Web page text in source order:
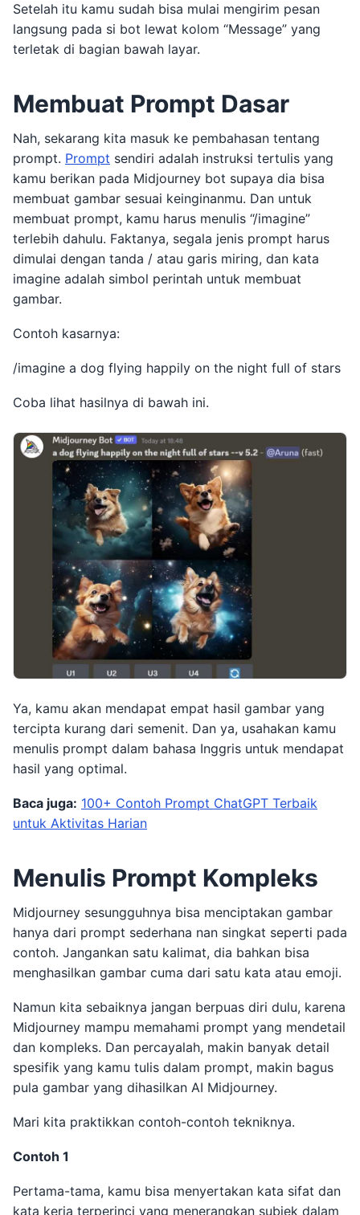
Setelah itu kamu sudah bisa mulai mengirim pesan
langsung pada si bot lewat kolom “Message” yang
terletak di bagian bawah layar.
Membuat Prompt Dasar
Nah, sekarang kita masuk ke pembahasan tentang
prompt. Prompt sendiri adalah instruksi tertulis yang
kamu berikan pada Midjourney bot supaya dia bisa
membuat gambar sesuai keinginanmu. Dan untuk
membuat prompt, kamu harus menulis “/imagine”
terlebih dahulu. Faktanya, segala jenis prompt harus
dimulai dengan tanda / atau garis miring, dan kata
imagine adalah simbol perintah untuk membuat
gambar.
Contoh kasarnya:
/imagine a dog flying happily on the night full of stars
Coba lihat hasilnya di bawah ini.
Ya, kamu akan mendapat empat hasil gambar yang
tercipta kurang dari semenit. Dan ya, usahakan kamu
menulis prompt dalam bahasa Inggris untuk mendapat
hasil yang optimal.
Baca juga: 100+ Contoh Prompt ChatGPT Terbaik
untuk Aktivitas Harian
Menulis Prompt Kompleks
Midjourney sesungguhnya bisa menciptakan gambar
hanya dari prompt sederhana nan singkat seperti pada
contoh. Jangankan satu kalimat, dia bahkan bisa
menghasilkan gambar cuma dari satu kata atau emoji.
Namun kita sebaiknya jangan berpuas diri dulu, karena
Midjourney mampu memahami prompt yang mendetail
dan kompleks. Dan percayalah, makin banyak detail
spesifik yang kamu tulis dalam prompt, makin bagus
pula gambar yang dihasilkan AI Midjourney.
Mari kita praktikkan contoh-contoh tekniknya.
Contoh 1
Pertama-tama, kamu bisa menyertakan kata sifat dan
kata kerja terperinci yang menerangkan subjek dalam